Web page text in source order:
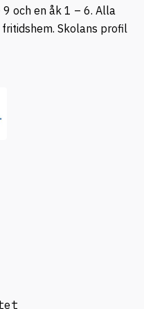
och en åk 1 – 6. Alla
Skolans profil